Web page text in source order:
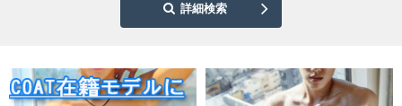
詳細検索